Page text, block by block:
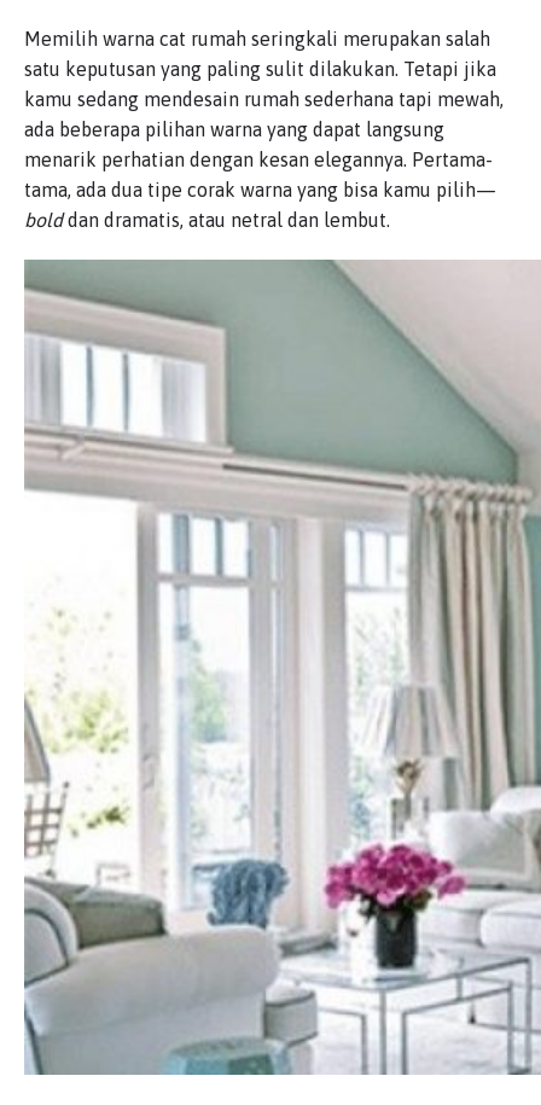
Memilih warna cat rumah seringkali merupakan salah
satu keputusan yang paling sulit dilakukan. Tetapi jika
kamu sedang mendesain rumah sederhana tapi mewah,
ada beberapa pilihan warna yang dapat langsung
menarik perhatian dengan kesan elegannya. Pertama-
tama, ada dua tipe corak warna yang bisa kamu pilih—
bolddan dramatis, atau netral dan lembut.